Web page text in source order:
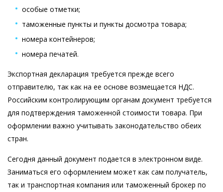
особые отметки;
таможенные пункты и пункты досмотра товара;
номера контейнеров;
номера печатей.
Экспортная декларация требуется прежде всего
отправителю, так как на ее основе возмещается НДС.
Российским контролирующим органам документ требуется
для подтверждения таможенной стоимости товара. При
оформлении важно учитывать законодательство обеих
стран.
Сегодня данный документ подается в электронном виде.
Заниматься его оформлением может как сам получатель,
так и транспортная компания или таможенный брокер по